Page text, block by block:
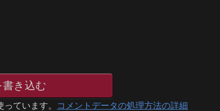
き込む
ています。 コメントデータの処理方法の詳細